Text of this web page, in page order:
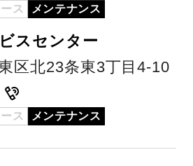
ース メンテナンス
スセンター
区北23条東3丁目4-10
ース メンテナンス